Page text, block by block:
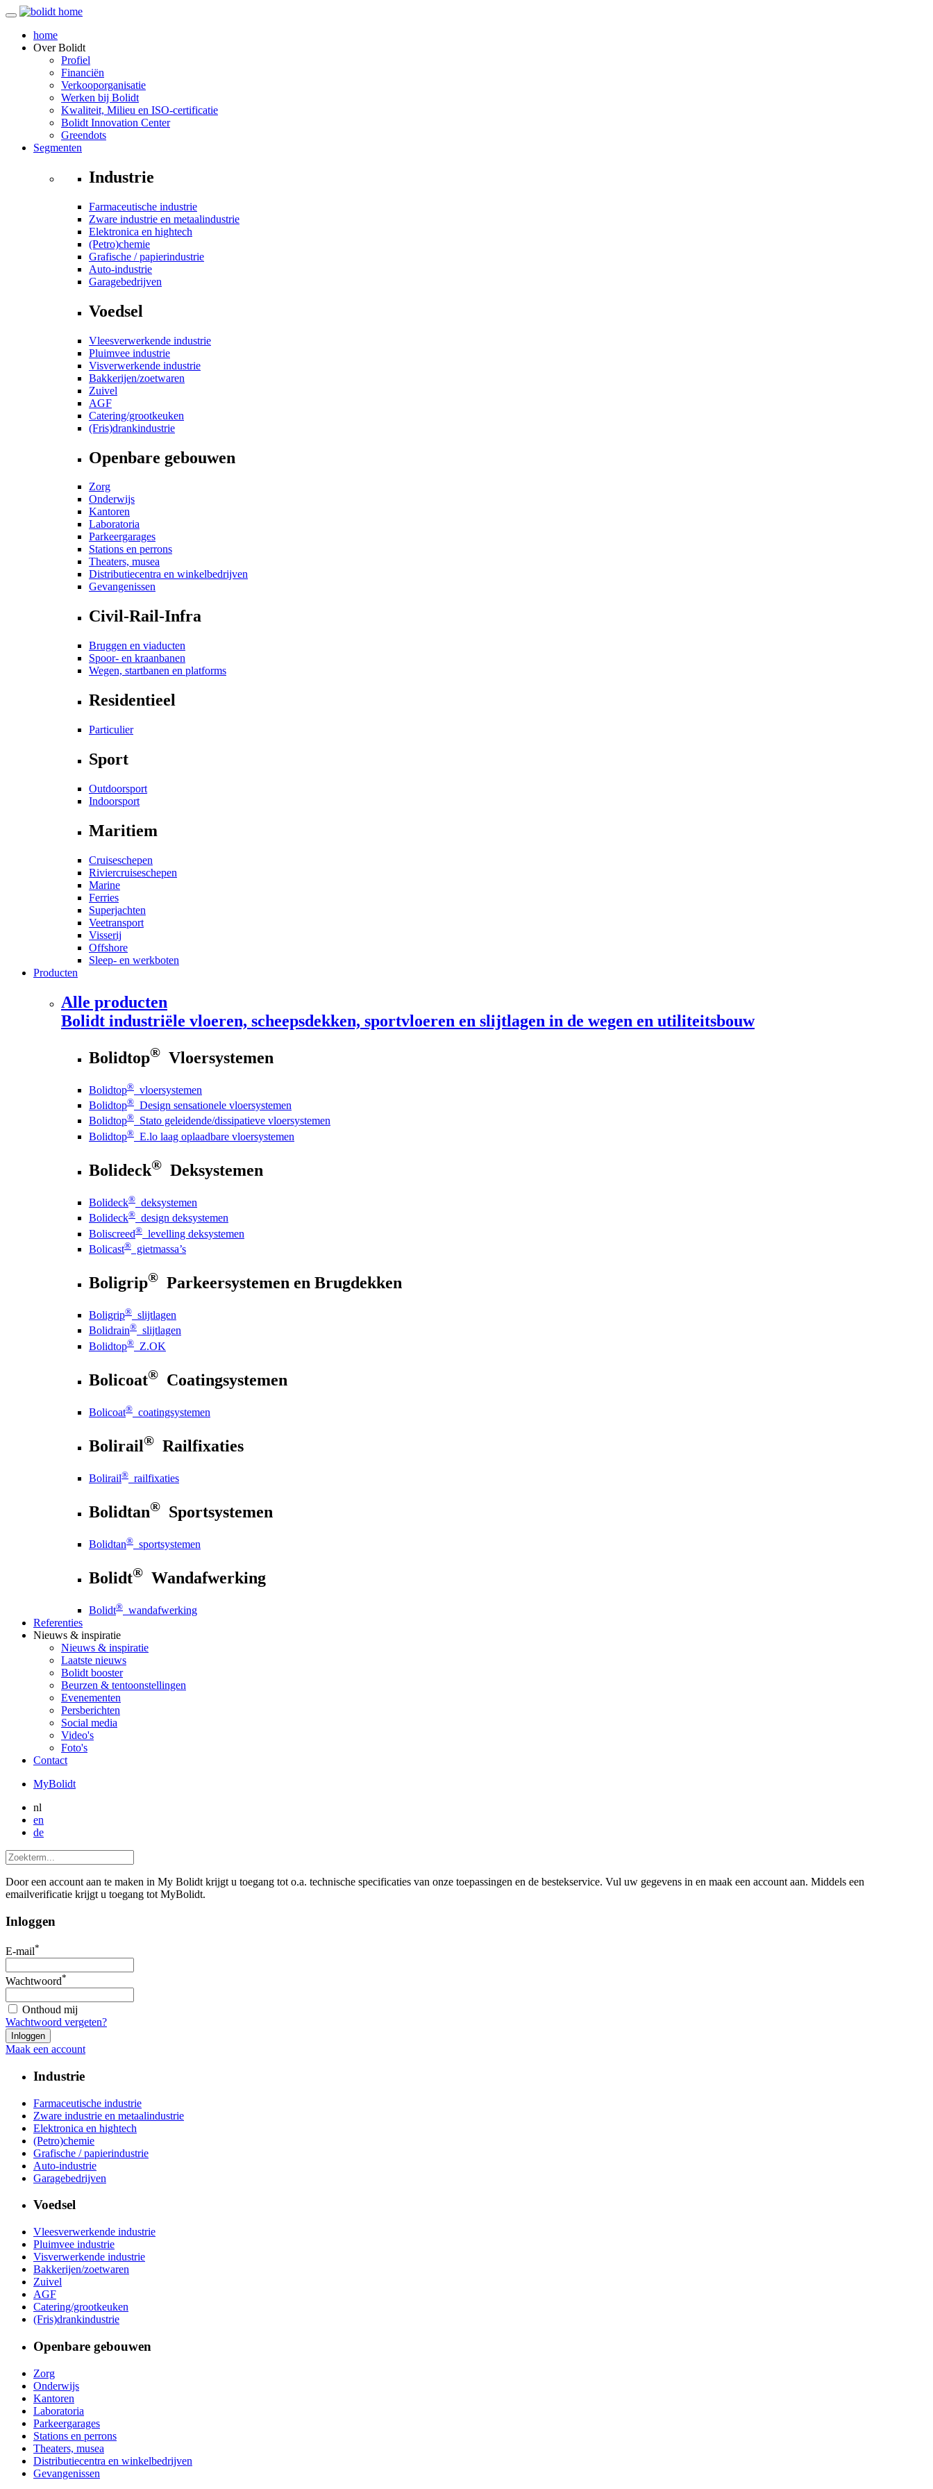
home
OverBolidt
Profiel
Financiën
Verkooporganisatie
Werken bij Bolidt
Kwaliteit, Milieu en ISO-certificatie
Bolidt Innovation Center
Greendots
Segmenten
Industrie
Farmaceutische industrie
Zware industrie en metaalindustrie
Elektronica en hightech
(Petro)chemie
Grafische / papierindustrie
Auto-industrie
Garagebedrijven
Voedsel
Vleesverwerkende industrie
Pluimvee industrie
Visverwerkende industrie
Bakkerijen/zoetwaren
Zuivel
AGF
Catering/grootkeuken
(Fris)drankindustrie
Openbare gebouwen
Zorg
Onderwijs
Kantoren
Laboratoria
Parkeergarages
Stations en perrons
Theaters, musea
Distributiecentra en winkelbedrijven
Gevangenissen
Civil-Rail-Infra
Bruggen en viaducten
Spoor- en kraanbanen
Wegen, startbanen en platforms
Residentieel
Particulier
Sport
Outdoorsport
Indoorsport
Maritiem
Cruiseschepen
Riviercruiseschepen
Marine
Ferries
Superjachten
Veetransport
Visserij
Offshore
Sleep- en werkboten
Producten
Alle producten
Bolidt industriële vloeren, scheepsdekken, sportvloeren en slijtlagen in de wegen en utiliteitsbouw
Bolidtop® Vloersystemen
Bolidtop® vloersystemen
Bolidtop® Design sensationele vloersystemen
Bolidtop® Stato geleidende/dissipatieve vloersystemen
Bolidtop® E.lo laag oplaadbare vloersystemen
Bolideck® Deksystemen
Bolideck® deksystemen
Bolideck® design deksystemen
Boliscreed® levelling deksystemen
Bolicast® gietmassa’s
Boligrip® Parkeersystemen en Brugdekken
Boligrip® slijtlagen
Bolidrain® slijtlagen
Bolidtop® Z.OK
Bolicoat® Coatingsystemen
Bolicoat® coatingsystemen
Bolirail® Railfixaties
Bolirail® railfixaties
Bolidtan® Sportsystemen
Bolidtan® sportsystemen
Bolidt® Wandafwerking
Bolidt® wandafwerking
Referenties
Nieuws & inspiratie
Nieuws & inspiratie
Laatste nieuws
Bolidt booster
Beurzen & tentoonstellingen
Evenementen
Persberichten
Social media
Video's
Foto's
Contact
MyBolidt
nl
en
de
Door een account aan te maken in My Bolidt krijgt u toegang tot o.a. technische specificaties van onze toepassingen en de bestekservice. Vul uw gegevens in en maak een account aan. Middels een
emailverificatie krijgt u toegang tot MyBolidt.
Inloggen
E-mail*
Wachtwoord*
Onthoud mij
Wachtwoord vergeten?
Maak een account
Industrie
Farmaceutische industrie
Zware industrie en metaalindustrie
Elektronica en hightech
(Petro)chemie
Grafische / papierindustrie
Auto-industrie
Garagebedrijven
Voedsel
Vleesverwerkende industrie
Pluimvee industrie
Visverwerkende industrie
Bakkerijen/zoetwaren
Zuivel
AGF
Catering/grootkeuken
(Fris)drankindustrie
Openbare gebouwen
Zorg
Onderwijs
Kantoren
Laboratoria
Parkeergarages
Stations en perrons
Theaters, musea
Distributiecentra en winkelbedrijven
Gevangenissen